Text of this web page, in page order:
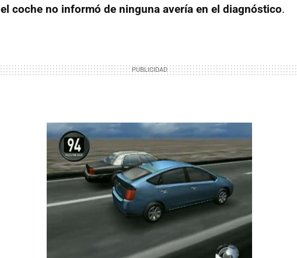
el coche no informó de ninguna avería en el diagnóstico.